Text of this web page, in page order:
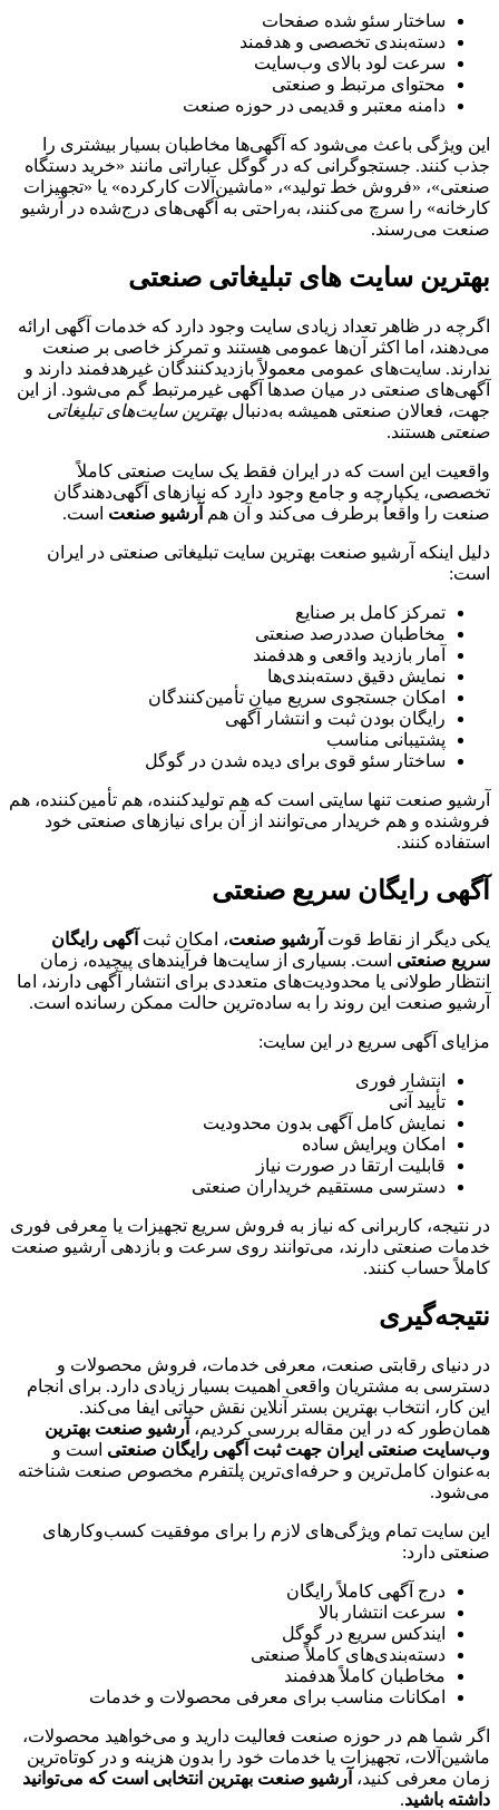
ساختار سئو شده صفحات
دسته‌بندی تخصصی و هدفمند
سرعت لود بالای وب‌سایت
محتوای مرتبط و صنعتی
دامنه معتبر و قدیمی در حوزه صنعت
این ویژگی باعث می‌شود که آگهی‌ها مخاطبان بسیار بیشتری را
جذب کنند. جستجوگرانی که در گوگل عباراتی مانند «خرید دستگاه
صنعتی»، «فروش خط تولید»، «ماشین‌آلات کارکرده» یا «تجهیزات
کارخانه» را سرچ می‌کنند، به‌راحتی به آگهی‌های درج‌شده در آرشیو
صنعت می‌رسند.
بهترین سایت های تبلیغاتی صنعتی
اگرچه در ظاهر تعداد زیادی سایت وجود دارد که خدمات آگهی ارائه
می‌دهند، اما اکثر آن‌ها عمومی هستند و تمرکز خاصی بر صنعت
ندارند. سایت‌های عمومی معمولاً بازدیدکنندگان غیرهدفمند دارند و
آگهی‌های صنعتی در میان صدها آگهی غیرمرتبط گم می‌شود. از این
جهت، فعالان صنعتی همیشه به‌دنبالبهترین سایت‌های تبلیغاتی
صنعتی هستند.
واقعیت این است که در ایران فقط یک سایت صنعتی کاملاً
تخصصی، یکپارچه و جامع وجود دارد که نیازهای آگهی‌دهندگان
صنعت را واقعاً برطرف می‌کند و آن هم آرشیو صنعت است.
دلیل اینکه آرشیو صنعت بهترین سایت تبلیغاتی صنعتی در ایران
است:
تمرکز کامل بر صنایع
مخاطبان صددرصد صنعتی
آمار بازدید واقعی و هدفمند
نمایش دقیق دسته‌بندی‌ها
امکان جستجوی سریع میان تأمین‌کنندگان
رایگان بودن ثبت و انتشار آگهی
پشتیبانی مناسب
ساختار سئو قوی برای دیده شدن در گوگل
آرشیو صنعت تنها سایتی است که هم تولیدکننده، هم تأمین‌کننده، هم
فروشنده و هم خریدار می‌توانند از آن برای نیازهای صنعتی خود
استفاده کنند.
آگهی رایگان سریع صنعتی
یکی دیگر از نقاط قوت آرشیو صنعت، امکان ثبت آگهی رایگان
سریع صنعتی است. بسیاری از سایت‌ها فرآیندهای پیچیده، زمان
انتظار طولانی یا محدودیت‌های متعددی برای انتشار آگهی دارند، اما
آرشیو صنعت این روند را به ساده‌ترین حالت ممکن رسانده است.
مزایای آگهی سریع در این سایت:
انتشار فوری
تأیید آنی
نمایش کامل آگهی بدون محدودیت
امکان ویرایش ساده
قابلیت ارتقا در صورت نیاز
دسترسی مستقیم خریداران صنعتی
در نتیجه، کاربرانی که نیاز به فروش سریع تجهیزات یا معرفی فوری
خدمات صنعتی دارند، می‌توانند روی سرعت و بازدهی آرشیو صنعت
کاملاً حساب کنند.
نتیجه‌گیری
در دنیای رقابتی صنعت، معرفی خدمات، فروش محصولات و
دسترسی به مشتریان واقعی اهمیت بسیار زیادی دارد. برای انجام
این کار، انتخاب بهترین بستر آنلاین نقش حیاتی ایفا می‌کند.
همان‌طور که در این مقاله بررسی کردیم، آرشیو صنعت بهترین
وب‌سایت صنعتی ایران جهت ثبت آگهی رایگان صنعتی است و
به‌عنوان کامل‌ترین و حرفه‌ای‌ترین پلتفرم مخصوص صنعت شناخته
می‌شود.
این سایت تمام ویژگی‌های لازم را برای موفقیت کسب‌وکارهای
صنعتی دارد:
درج آگهی کاملاً رایگان
سرعت انتشار بالا
ایندکس سریع در گوگل
دسته‌بندی‌های کاملاً صنعتی
مخاطبان کاملاً هدفمند
امکانات مناسب برای معرفی محصولات و خدمات
اگر شما هم در حوزه صنعت فعالیت دارید و می‌خواهید محصولات،
ماشین‌آلات، تجهیزات یا خدمات خود را بدون هزینه و در کوتاه‌ترین
زمان معرفی کنید، آرشیو صنعت بهترین انتخابی است که می‌توانید
داشته باشید.